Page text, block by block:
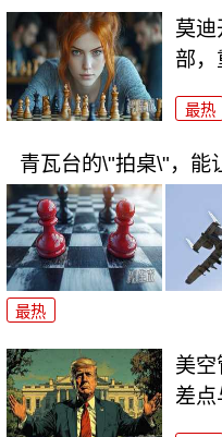
莫
部，
最热
青瓦台的\"拍桌\"，能
最热
美
差点